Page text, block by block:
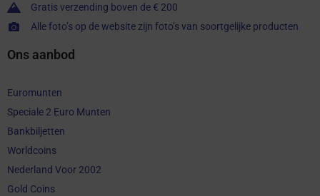
Gratis verzending boven de € 200
Alle foto’s op de website zijn foto’s van soortgelijke producten
Ons aanbod
Euromunten
Speciale 2 Euro Munten
Bankbiljetten
Worldcoins
Nederland Voor 2002
Gold Coins